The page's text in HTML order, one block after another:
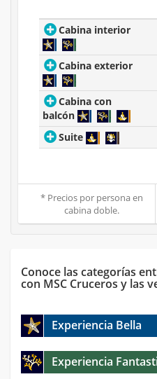
Cabina interior
Cabina exterior
Cabina con
balcón
Suite
* Precios por persona en
cabina doble.
Conoce las categorías
con MSC Cruceros y las
Experiencia Bella
Experiencia